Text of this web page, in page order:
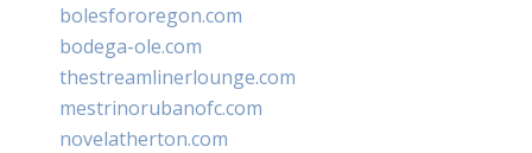
bolesfororegon.com
bodega-ole.com
thestreamlinerlounge.com
mestrinorubanofc.com
novelatherton.com